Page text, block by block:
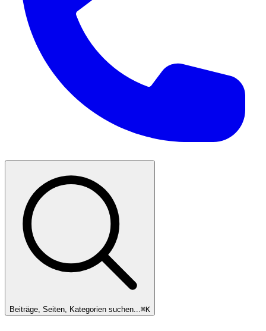
Beiträge, Seiten, Kategorien suchen...⌘K